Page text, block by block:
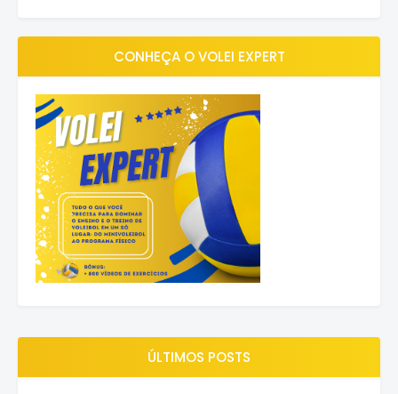
CONHEÇA O VOLEI EXPERT
ÚLTIMOS POSTS